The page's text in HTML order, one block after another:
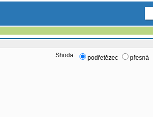
Shoda: podřetězec
přesná